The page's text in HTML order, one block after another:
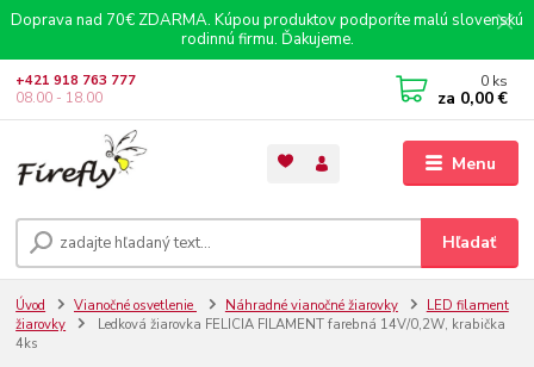
Doprava nad 70€ ZDARMA. Kúpou produktov podporíte malú slovenskú
rodinnú firmu. Ďakujeme.
Menu
Hľadať
+421 918 763 777
08.00 - 18.00
0 ks
za 0,00 €
Úvod Vianočné osvetlenie Náhradné vianočné žiarovky
LED filament
žiarovky
Ledková žiarovka FELICIA FILAMENT farebná 14V/0,2W, krabička
4ks